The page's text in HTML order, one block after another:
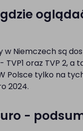
w Niemczech są
oraz TVP 2, a
Polsce tylko na
2024.
-